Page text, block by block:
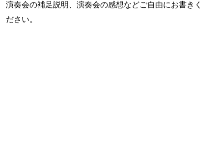
演奏会の補足説明、演奏会の感想などご自由にお書きく
ださい。